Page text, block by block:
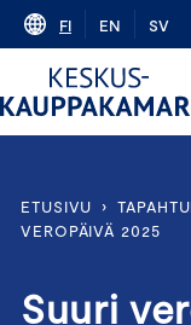
Skip
content
FI EN SV
ETUSIVU ›
VEROPÄIVÄ 2025
Suuri